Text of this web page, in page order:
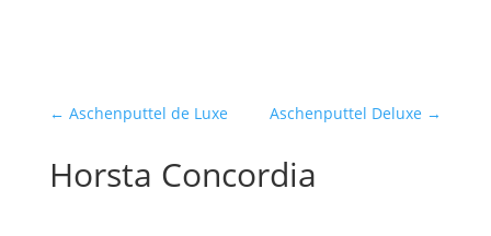
← Aschenputtel de Luxe Aschenputtel Deluxe →
Horsta Concordia